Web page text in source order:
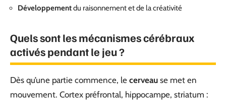
Développementdu raisonnement et de la créativité
Quels sont les mécanismes cérébraux
activés pendant le jeu ?
Dès qu’une partie commence, le cerveau se met en
mouvement. Cortex préfrontal, hippocampe, striatum :